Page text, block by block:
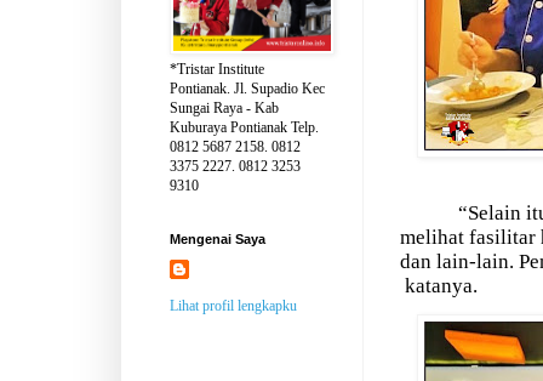
“Selain
melihat fasilitar
dan lain-lain.
katanya.
*Tristar Institute
Pontianak. Jl. Supadio Kec
Sungai Raya - Kab
Kuburaya Pontianak Telp.
0812 5687 2158. 0812
3375 2227. 0812 3253
9310
Mengenai Saya
Lihat profil lengkapku